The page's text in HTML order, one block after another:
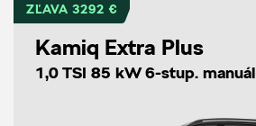
ZĽAVA 3292 €
Kamiq Extra Plus
1,0 TSI 85 kW 6-stup. manuál